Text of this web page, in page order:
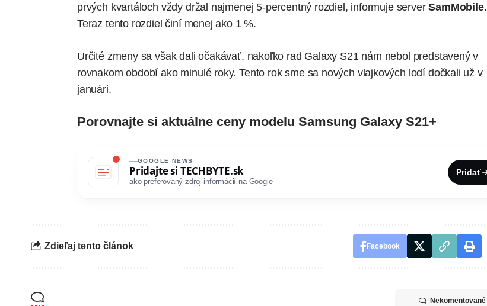
prvých kvartáloch vždy držal najmenej 5-percentný rozdiel, informuje serverSamMobile.
Teraz tento rozdiel činí menej ako 1 %.
Určité zmeny sa však dali očakávať, nakoľko rad Galaxy S21 nám nebol predstavený v
rovnakom období ako minulé roky. Tento rok sme sa nových vlajkových lodí dočkali už v
januári.
Porovnajte si aktuálne ceny modelu Samsung Galaxy S21+
GOOGLE NEWS
Pridajte si TECHBYTE.sk
ako preferovaný zdroj informácií na Google
Pridať
Zdieľaj tento článok Facebook
Nekomentované